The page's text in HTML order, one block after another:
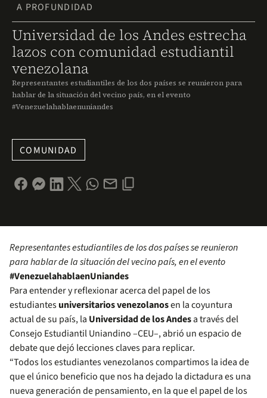
A PROFUNDIDAD
Universidad de los Andes estrecha
lazos con comunidad estudiantil
venezolana
Representantes estudiantiles de los dos países se reunieron para
hablar de la situación del vecino país, en el evento
#Venezuelahablaenuniandes
COMUNIDAD
Representantes estudiantiles de los dos países se reunieron
para hablar de la situación del vecino país, en el evento
#VenezuelahablaenUniandes
Para entender y reflexionar acerca del papel de los
estudiantesuniversitarios venezolanosen la coyuntura
actual de su país, la Universidad de los Andesa través del
Consejo Estudiantil Uniandino –CEU–, abrió un espacio de
debate que dejó lecciones claves para replicar.
“Todos los estudiantes venezolanos compartimos la idea de
que el único beneficio que nos ha dejado la dictadura es una
nueva generación de pensamiento, en la que el papel de los